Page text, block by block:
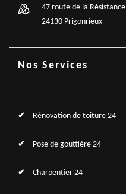
47 route de la Résistance
24130 Prigonrieux
Nos Services
Rénovation de toiture 24
Pose de gouttière 24
Charpentier 24